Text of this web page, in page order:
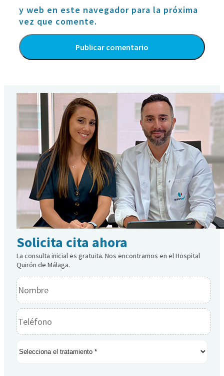
y web en este navegador para la próxima
vez que comente.
Solicita cita ahora
La consulta inicial es gratuita. Nos encontramos en el Hospital
Quirón de Málaga.